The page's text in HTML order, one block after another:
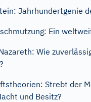
Jahrhundertgenie
Ein
Wie
Strebt der
und Besitz?